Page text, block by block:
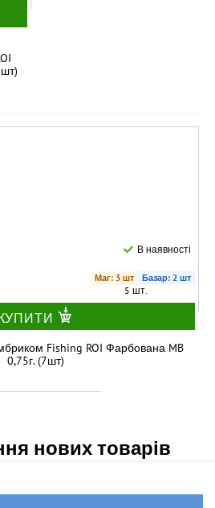
В наявності
Маг: 3 шт Базар: 2 шт
5 шт.
Fishing ROI Фарбована MB
0,75г. (7шт)
нових товарів